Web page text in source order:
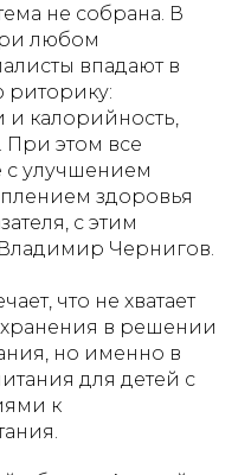
не собрана. В
любом
впадают в
калорийность,
При этом все
с улучшением
здоровья
с этим
Владимир Чернигов.
что не хватает
в решении
но именно в
для детей с
к